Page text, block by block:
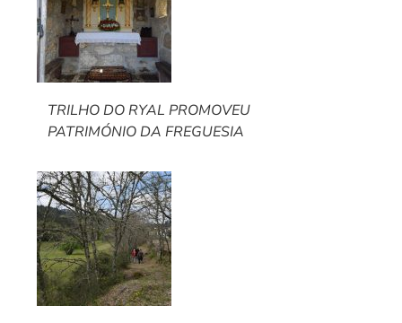
TRILHO DO RYAL PROMOVEU
PATRIMÓNIO DA FREGUESIA